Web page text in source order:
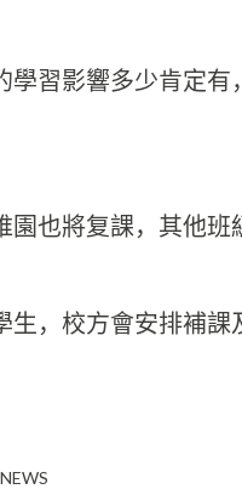
習影響多少肯定有，
也將复課， 其他班
，校方會安排補課